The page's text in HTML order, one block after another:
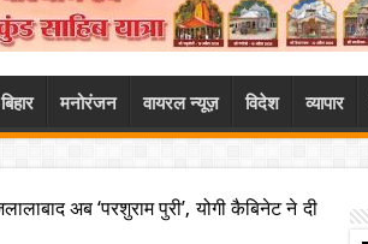
बिहार मनोरंजन वायरल न्यूज़ विदेश व्यापार
अब ‘परशुराम पुरी’, योगी कैबिनेट ने दी